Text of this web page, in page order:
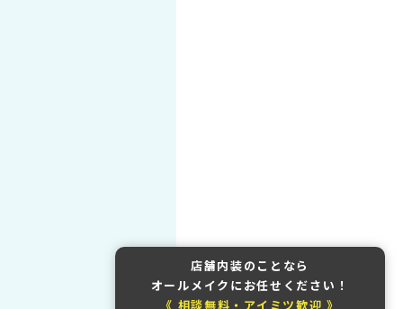
店舗内装のことなら
オールメイクにお任せください！
《 相談無料・アイミツ歓迎 》